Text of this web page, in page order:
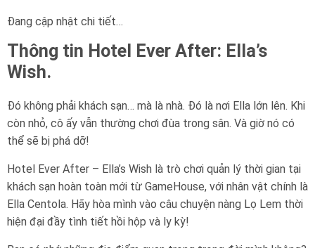
Đang cập nhật chi tiết…
Thông tin Hotel Ever After: Ella’s
Wish.
Đó không phải khách sạn… mà là nhà. Đó là nơi Ella lớn lên. Khi
còn nhỏ, cô ấy vẫn thường chơi đùa trong sân. Và giờ nó có
thể sẽ bị phá dỡ!
Hotel Ever After – Ella’s Wish là trò chơi quản lý thời gian tại
khách sạn hoàn toàn mới từ GameHouse, với nhân vật chính là
Ella Centola. Hãy hòa mình vào câu chuyện nàng Lọ Lem thời
hiện đại đầy tình tiết hồi hộp và ly kỳ!